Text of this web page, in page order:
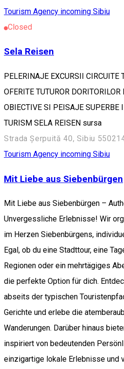
Tourism Agency incoming Sibiu
Closed
Sela Reisen
PELERINAJE EXCURSII CIRCUITE
OFERITE TUTUROR DORITORILOR
OBIECTIVE SI PEISAJE SUPERBE
TURISM SELA REISEN sursa
Strada Șerpuită 40, Sibiu
Tourism Agency incoming Sibiu
Mit Liebe aus Siebenbürgen
Mit Liebe aus Siebenbürgen –
Unvergessliche Erlebnisse! Wir
im Herzen Siebenbürgens,
Egal, ob du eine Stadttour, eine
Regionen oder ein mehrtägiges
die perfekte Option für dich.
abseits der typischen
Gerichte und erlebe die
Wanderungen. Darüber hinaus
inspiriert von bedeutenden
einzigartige lokale Erlebnisse und